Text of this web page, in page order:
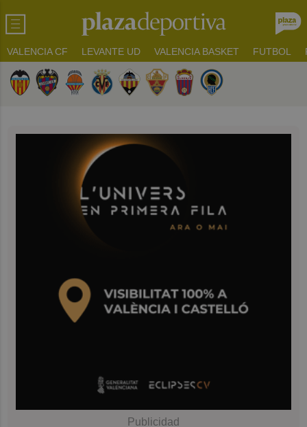
VALENCIA CF LEVANTE UD VALENCIA BASKET FUTBOL